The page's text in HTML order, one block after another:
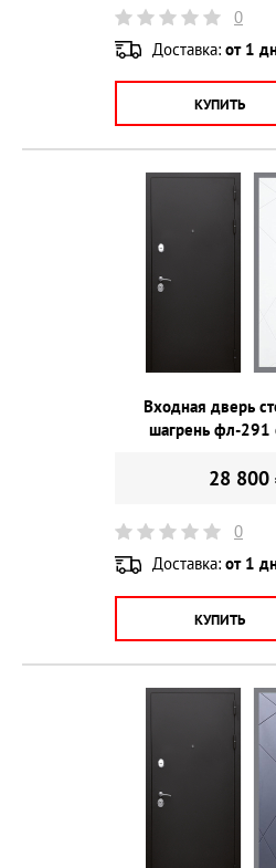
0
Доставка: от 1
КУПИТЬ
Входная дверь
шагрень фл-291
28 800
0
Доставка: от 1
КУПИТЬ